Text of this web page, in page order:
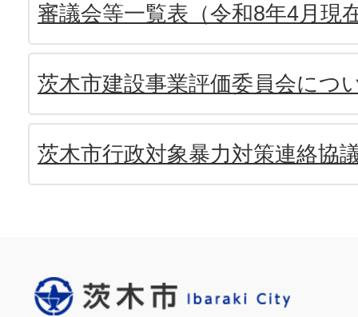
審議会等一覧表（令和8年4月現
茨木市建設事業評価委員会につ
茨木市行政対象暴力対策連絡協